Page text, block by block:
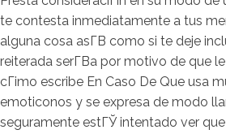
te contesta inmediatamente a tus
alguna cosa asГ­В­ como si te deje
reiterada serГ­В­a por motivo de que
cГіmo escribe En Caso De Que usa
emoticonos y se expresa de modo
seguramente estГЎ intentado ver